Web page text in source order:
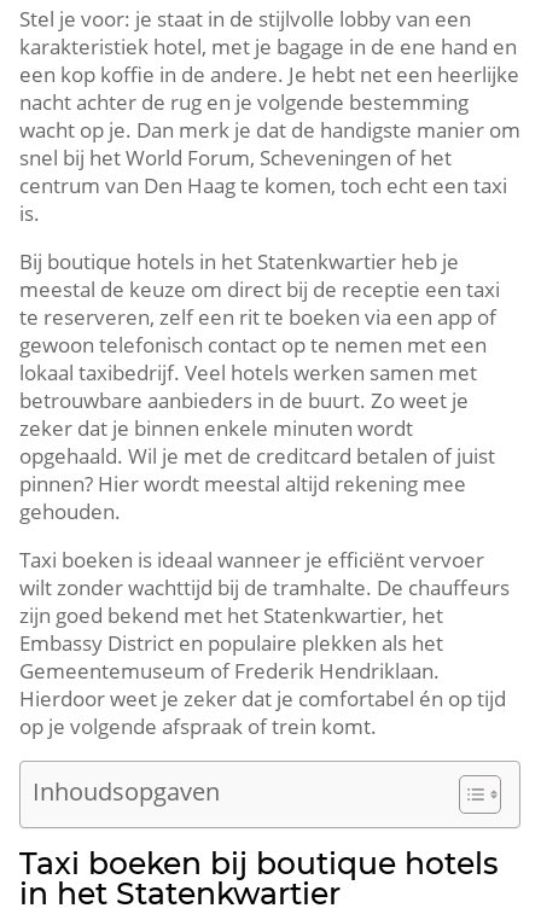
Stel je voor: je staat in de stijlvolle lobby van een
karakteristiek hotel, met je bagage in de ene hand en
een kop koffie in de andere. Je hebt net een heerlijke
nacht achter de rug en je volgende bestemming
wacht op je. Dan merk je dat de handigste manier om
snel bij het World Forum, Scheveningen of het
centrum van Den Haag te komen, toch echt een taxi
is.
Bij boutique hotels in het Statenkwartier heb je
meestal de keuze om direct bij de receptie een taxi
te reserveren, zelf een rit te boeken via een app of
gewoon telefonisch contact op te nemen met een
lokaal taxibedrijf. Veel hotels werken samen met
betrouwbare aanbieders in de buurt. Zo weet je
zeker dat je binnen enkele minuten wordt
opgehaald. Wil je met de creditcard betalen of juist
pinnen? Hier wordt meestal altijd rekening mee
gehouden.
Taxi boeken is ideaal wanneer je efficiënt vervoer
wilt zonder wachttijd bij de tramhalte. De chauffeurs
zijn goed bekend met het Statenkwartier, het
Embassy District en populaire plekken als het
Gemeentemuseum of Frederik Hendriklaan.
Hierdoor weet je zeker dat je comfortabel én op tijd
op je volgende afspraak of trein komt.
Inhoudsopgaven
Taxi boeken bij boutique hotels
in het Statenkwartier